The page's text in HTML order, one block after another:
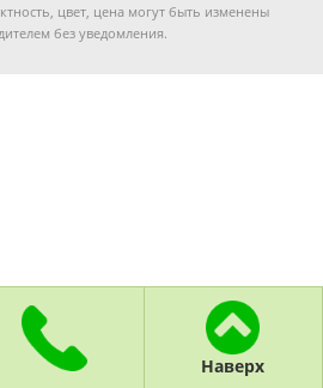
цвет, цена могут быть изменены
без уведомления.
Наверх